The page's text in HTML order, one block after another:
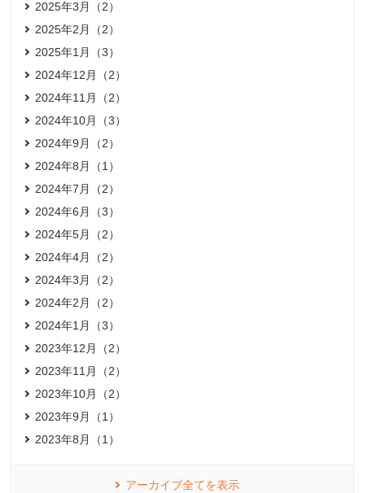
2025年3月（2）
2025年2月（2）
2025年1月（3）
2024年12月（2）
2024年11月（2）
2024年10月（3）
2024年9月（2）
2024年8月（1）
2024年7月（2）
2024年6月（3）
2024年5月（2）
2024年4月（2）
2024年3月（2）
2024年2月（2）
2024年1月（3）
2023年12月（2）
2023年11月（2）
2023年10月（2）
2023年9月（1）
2023年8月（1）
アーカイブ全てを表示